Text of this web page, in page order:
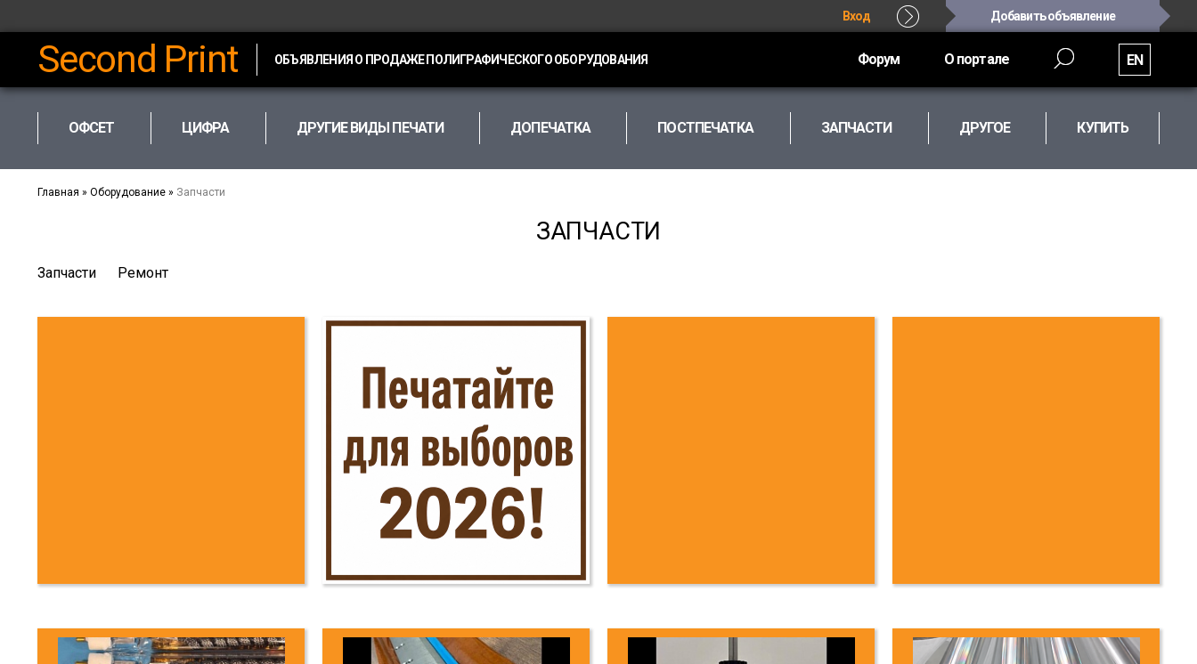
Вход Добавить объявление
Second Print ОБЪЯВЛЕНИЯ О ПРОДАЖЕ ПОЛИГРАФИЧЕСКОГО ОБОРУДОВАНИЯ Форум О портале EN
ОФСЕТ ЦИФРА ДРУГИЕ ВИДЫ ПЕЧАТИ ДОПЕЧАТКА ПОСТПЕЧАТКА ЗАПЧАСТИ ДРУГОЕ КУПИТЬ
Главная » Оборудование » Запчасти
ЗАПЧАСТИ
Запчасти Ремонт